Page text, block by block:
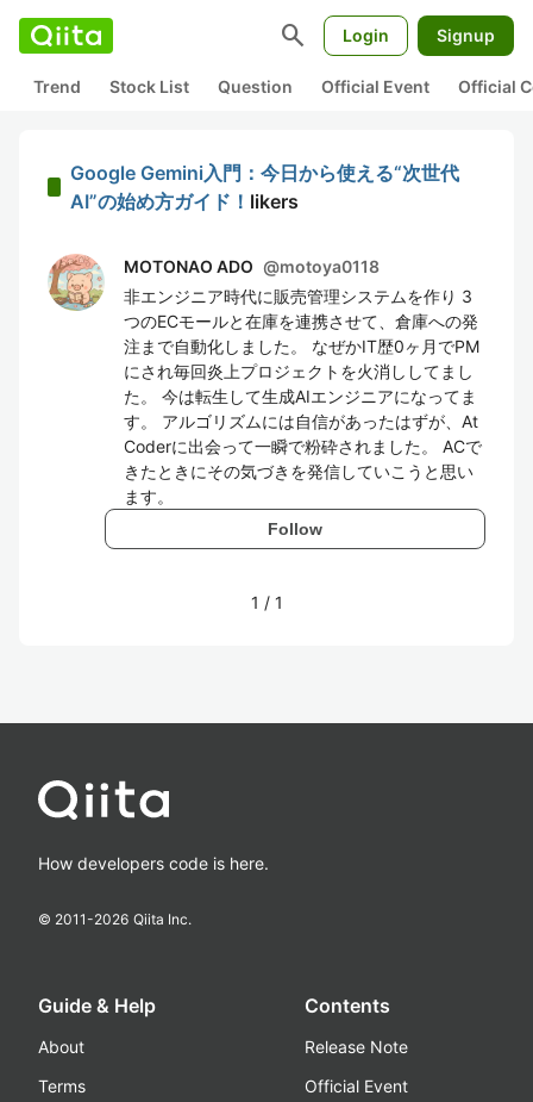
search Login Signup
Trend Stock List Question Official Event Official
Google Gemini入門：今日から使える“次世代
AI”の始め方ガイド！ likers
MOTONAO ADO @motoya0118
非エンジニア時代に販売管理システムを作り 3
つのECモールと在庫を連携させて、倉庫への発
注まで自動化しました。 なぜかIT歴0ヶ月でPM
にされ毎回炎上プロジェクトを火消ししてまし
た。 今は転生して生成AIエンジニアになってま
す。 アルゴリズムには自信があったはずが、At
Coderに出会って一瞬で粉砕されました。 ACで
きたときにその気づきを発信していこうと思い
ます。
Follow
1 / 1
How developers code is here.
© 2011-2026 Qiita Inc.
Guide & Help
About
Terms
Contents
Release Note
Official Event